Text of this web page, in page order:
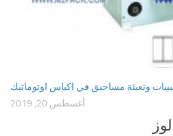
وتعبئة مساحيق في اكياس اوتوماتيك
أغسطس 20, 2019